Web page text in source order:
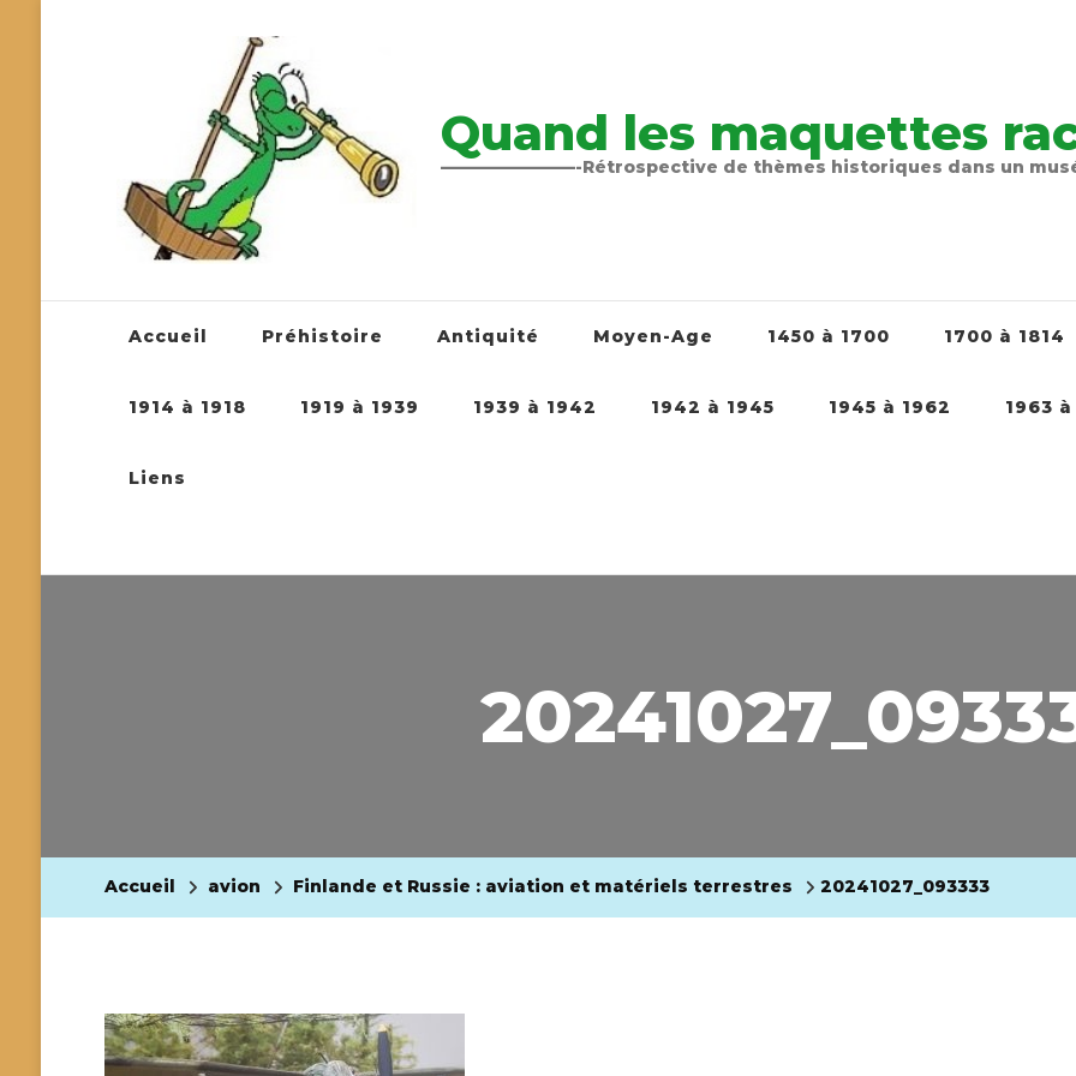
Quand les maquettes
————————-Rétrospective de thèmes historiques dans un
Accueil Préhistoire Antiquité Moyen-Age 1450 à 1700 1700 à 1814
1914 à 1918 1919 à 1939 1939 à 1942 1942 à 1945 1945 à 1962 1963
Liens
Accueil avion Finlande et Russie : aviation et matériels terrestres 20241027_093333